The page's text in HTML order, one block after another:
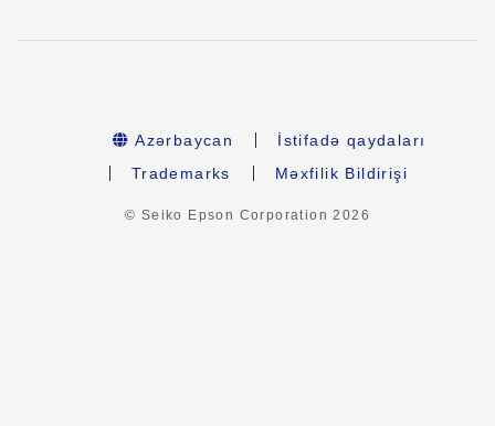
Azərbaycan
İstifadə qaydaları
Trademarks
Məxfilik Bildirişi
© Seiko Epson Corporation2026